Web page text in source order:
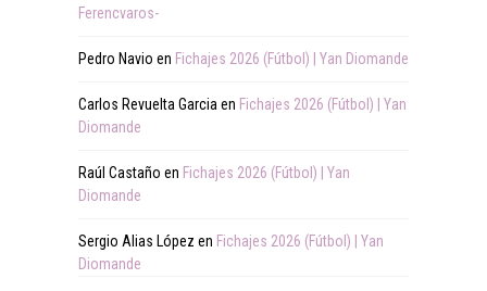
Ferencvaros-
Pedro Navio en Fichajes 2026 (Fútbol) | Yan Diomande
Carlos Revuelta Garcia en Fichajes 2026 (Fútbol) | Yan
Diomande
Raúl Castaño en Fichajes 2026 (Fútbol) | Yan
Diomande
Sergio Alias López en Fichajes 2026 (Fútbol) | Yan
Diomande